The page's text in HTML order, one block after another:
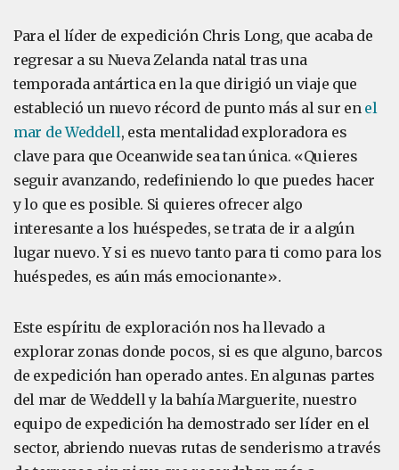
Para el líder de expedición Chris Long, que acaba de
regresar a su Nueva Zelanda natal tras una
temporada antártica en la que dirigió un viaje que
estableció un nuevo récord de punto más al sur en el
mar de Weddell, esta mentalidad exploradora es
clave para que Oceanwide sea tan única. «Quieres
seguir avanzando, redefiniendo lo que puedes hacer
y lo que es posible. Si quieres ofrecer algo
interesante a los huéspedes, se trata de ir a algún
lugar nuevo. Y si es nuevo tanto para ti como para los
huéspedes, es aún más emocionante».
Este espíritu de exploración nos ha llevado a
explorar zonas donde pocos, si es que alguno, barcos
de expedición han operado antes. En algunas partes
del mar de Weddell y la bahía Marguerite, nuestro
equipo de expedición ha demostrado ser líder en el
sector, abriendo nuevas rutas de senderismo a través